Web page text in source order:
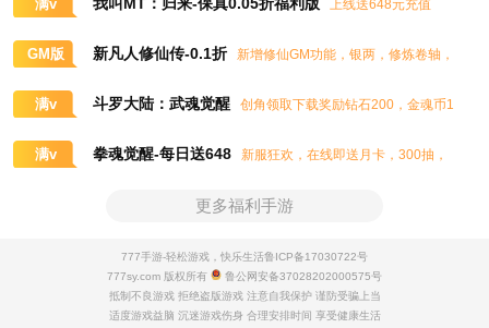
满v
上线送648元充值
GM版 新凡人修仙传-0.1折
新增修仙GM功能，银两，修炼卷轴，
满v 斗罗大陆：武魂觉醒
创角领取下载奖励钻石200，金魂币1
满v 拳魂觉醒-每日送648
新服狂欢，在线即送月卡，300抽，
更多福利手游
777手游-轻松游戏，快乐生活鲁ICP备17030722号
777sy.com 版权所有
鲁公网安备37028202000575号
抵制不良游戏 拒绝盗版游戏 注意自我保护 谨防受骗上当
适度游戏益脑 沉迷游戏伤身 合理安排时间 享受健康生活